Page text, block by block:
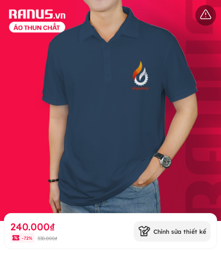
240.000₫
-72% 330.000₫
Chỉnh sửa thiết kế